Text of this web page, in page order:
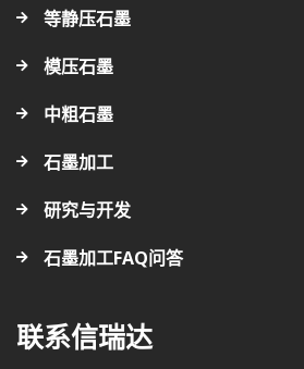
等静压石墨
模压石墨
中粗石墨
石墨加工
研究与开发
石墨加工FAQ问答
联系信瑞达